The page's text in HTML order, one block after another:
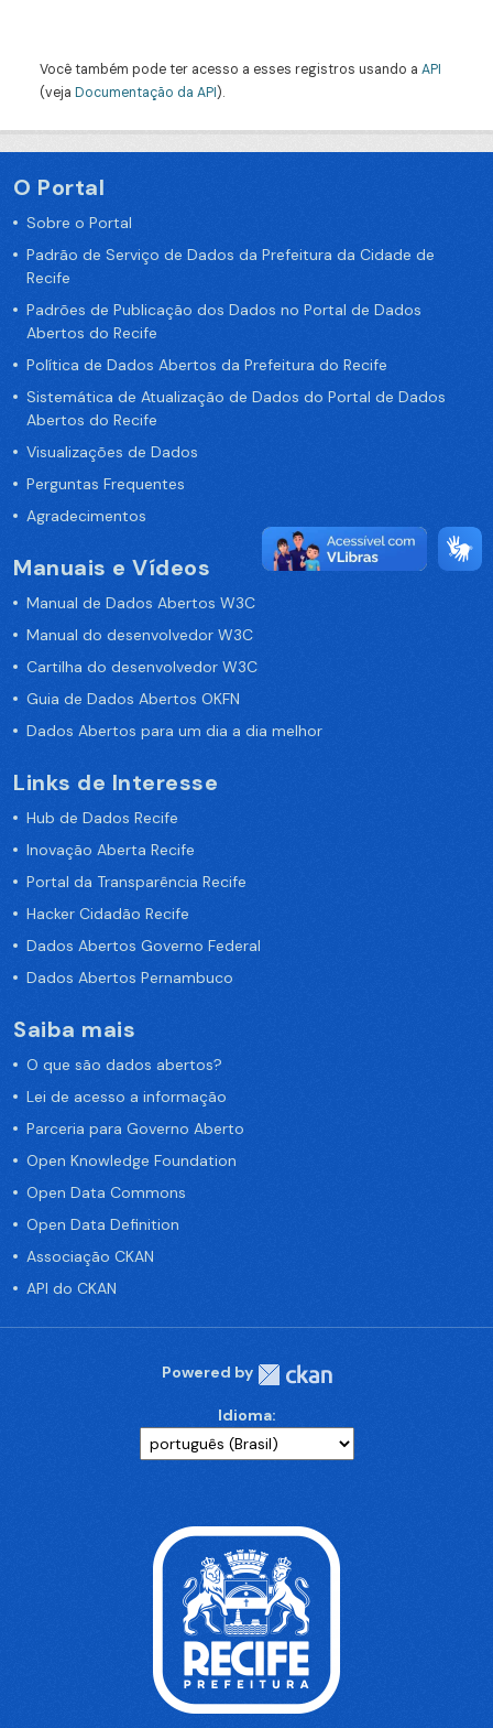
Você também pode ter acesso a esses registros usando a API
(veja Documentação da API).
O Portal
Sobre o Portal
Padrão de Serviço de Dados da Prefeitura da Cidade de
Recife
Padrões de Publicação dos Dados no Portal de Dados
Abertos do Recife
Política de Dados Abertos da Prefeitura do Recife
Sistemática de Atualização de Dados do Portal de Dados
Abertos do Recife
Visualizações de Dados
Perguntas Frequentes
Agradecimentos
Manuais e Vídeos
Manual de Dados Abertos W3C
Manual do desenvolvedor W3C
Cartilha do desenvolvedor W3C
Guia de Dados Abertos OKFN
Dados Abertos para um dia a dia melhor
Links de Interesse
Hub de Dados Recife
Inovação Aberta Recife
Portal da Transparência Recife
Hacker Cidadão Recife
Dados Abertos Governo Federal
Dados Abertos Pernambuco
Saiba mais
O que são dados abertos?
Lei de acesso a informação
Parceria para Governo Aberto
Open Knowledge Foundation
Open Data Commons
Open Data Definition
Associação CKAN
API do CKAN
Powered by
Idioma